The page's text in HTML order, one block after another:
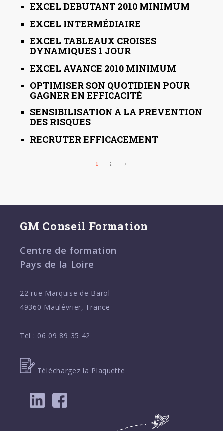
EXCEL DEBUTANT 2010 MINIMUM
EXCEL INTERMÉDIAIRE
EXCEL TABLEAUX CROISES
DYNAMIQUES 1 JOUR
EXCEL AVANCE 2010 MINIMUM
OPTIMISER SON QUOTIDIEN POUR
GAGNER EN EFFICACITÉ
SENSIBILISATION À LA PRÉVENTION
DES RISQUES
RECRUTER EFFICACEMENT
1 2
GM Conseil Formation
Centre de formation
Pays de la Loire
22 rue Marquise de Barol
49360 Maulévrier, France
Tel : 06 09 89 35 42
Téléchargez la Plaquette